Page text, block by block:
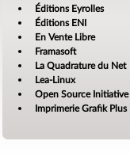
Éditions Eyrolles
Éditions ENI
En Vente Libre
Framasoft
La Quadrature du Net
Lea-Linux
Open Source Initiative
Imprimerie Grafik Plus